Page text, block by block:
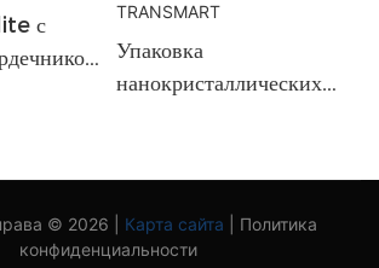
с
Упаковка
нанокристаллических
TRANSMART
© 2026 | Карта сайта
Политика
конфиденциальности